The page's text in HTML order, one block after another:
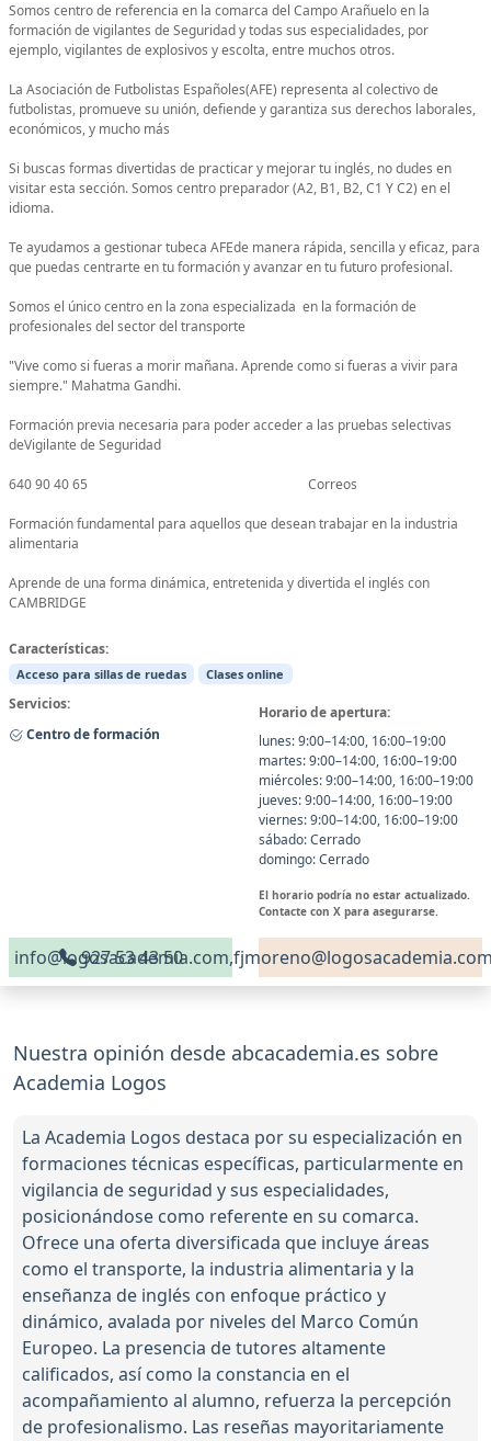
Somos centro de referencia en la comarca del Campo Arañuelo en la
formación de vigilantes de Seguridad y todas sus especialidades, por
ejemplo, vigilantes de explosivos y escolta, entre muchos otros.
La Asociación de Futbolistas Españoles(AFE) representa al colectivo de
futbolistas, promueve su unión, defiende y garantiza sus derechos laborales,
económicos, y mucho más
Si buscas formas divertidas de practicar y mejorar tu inglés, no dudes en
visitar esta sección. Somos centro preparador (A2, B1, B2, C1 Y C2) en el
idioma.
Te ayudamos a gestionar tubeca AFEde manera rápida, sencilla y eficaz, para
que puedas centrarte en tu formación y avanzar en tu futuro profesional.
Somos el único centro en la zona especializada en la formación de
profesionales del sector del transporte
"Vive como si fueras a morir mañana. Aprende como si fueras a vivir para
siempre." Mahatma Gandhi.
Formación previa necesaria para poder acceder a las pruebas selectivas
deVigilante de Seguridad
640 90 40 65 Correos
Formación fundamental para aquellos que desean trabajar en la industria
alimentaria
Aprende de una forma dinámica, entretenida y divertida el inglés con
CAMBRIDGE
Características:
Acceso para sillas de ruedas Clases online
Servicios:
Centro de formación
Horario de apertura:
lunes: 9:00–14:00, 16:00–19:00
martes: 9:00–14:00, 16:00–19:00
miércoles: 9:00–14:00, 16:00–19:00
jueves: 9:00–14:00, 16:00–19:00
viernes: 9:00–14:00, 16:00–19:00
sábado: Cerrado
domingo: Cerrado
El horario podría no estar actualizado.
Contacte con X para asegurarse.
927 53 43 50
Nuestra opinión desde abcacademia.es sobre
Academia Logos
La Academia Logos destaca por su especialización en
formaciones técnicas específicas, particularmente en
vigilancia de seguridad y sus especialidades,
posicionándose como referente en su comarca.
Ofrece una oferta diversificada que incluye áreas
como el transporte, la industria alimentaria y la
enseñanza de inglés con enfoque práctico y
dinámico, avalada por niveles del Marco Común
Europeo. La presencia de tutores altamente
calificados, así como la constancia en el
acompañamiento al alumno, refuerza la percepción
de profesionalismo. Las reseñas mayoritariamente